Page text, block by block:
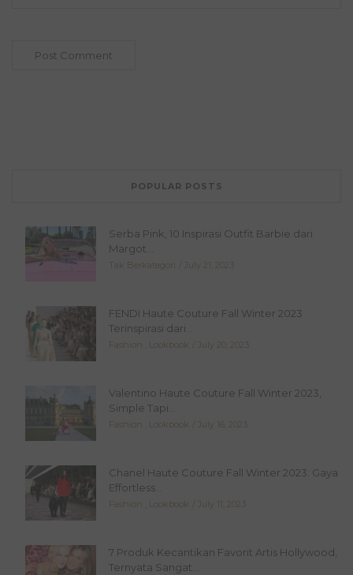
POPULAR POSTS
Serba Pink, 10 Inspirasi Outfit Barbie dari
Margot...
Tak Berkategori July 21, 2023
FENDI Haute Couture Fall Winter 2023
Terinspirasi dari...
Fashion Lookbook July 20, 2023
Valentino Haute Couture Fall Winter 2023,
Simple Tapi...
Fashion Lookbook July 16, 2023
Chanel Haute Couture Fall Winter 2023: Gaya
Effortless...
Fashion Lookbook July 11, 2023
7 Produk Kecantikan Favorit Artis Hollywood,
Ternyata Sangat...